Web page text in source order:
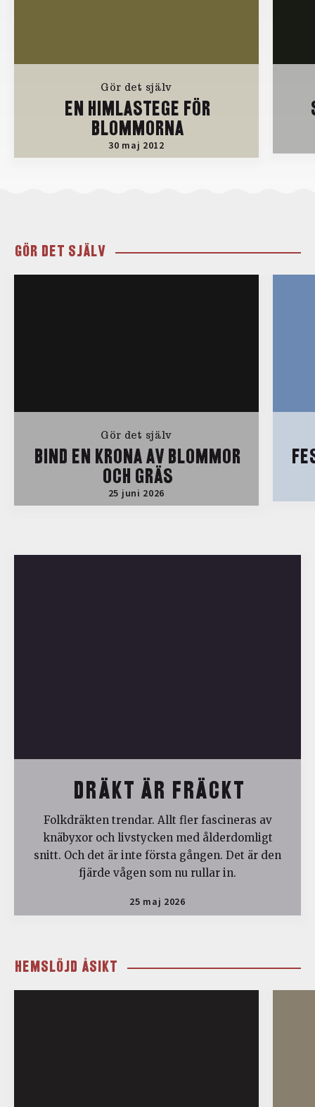
Gör det själv
EN HIMLASTEGE FÖR
BLOMMORNA
30 maj 2012
GÖR DET SJÄLV
Gör det själv
BIND EN KRONA AV BLOMMOR
OCH GRÄS
25 juni 2026
DRÄKT ÄR FRÄCKT
Folkdräkten trendar. Allt fler fascineras av
knäbyxor och livstycken med ålderdomligt
snitt. Och det är inte första gången. Det är den
fjärde vågen som nu rullar in.
25 maj 2026
HEMSLÖJD ÅSIKT